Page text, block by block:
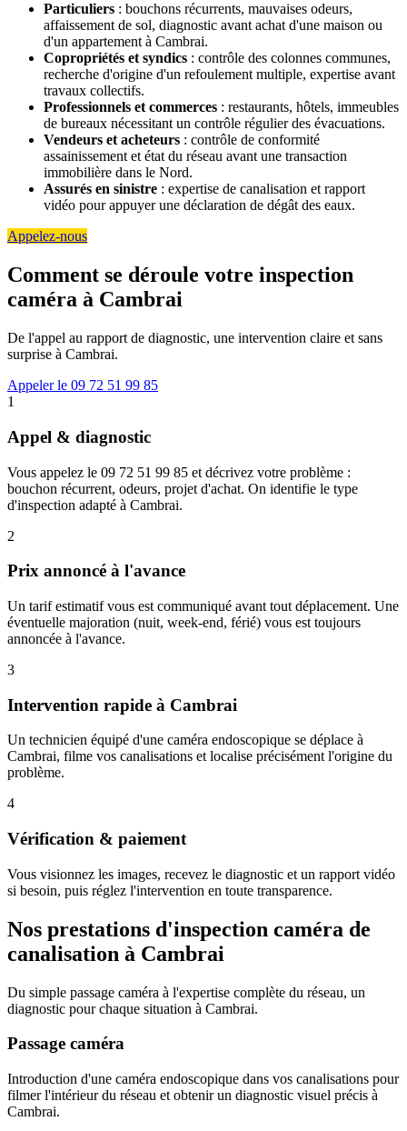
Particuliers : bouchons récurrents, mauvaises odeurs,
affaissement de sol, diagnostic avant achat d'une maison ou
d'un appartement à Cambrai.
Copropriétés et syndics : contrôle des colonnes communes,
recherche d'origine d'un refoulement multiple, expertise avant
travaux collectifs.
Professionnels et commerces : restaurants, hôtels, immeubles
de bureaux nécessitant un contrôle régulier des évacuations.
Vendeurs et acheteurs : contrôle de conformité
assainissement et état du réseau avant une transaction
immobilière dans le Nord.
Assurés en sinistre : expertise de canalisation et rapport
vidéo pour appuyer une déclaration de dégât des eaux.
Appelez-nous
Comment se déroule votre inspection
caméra à Cambrai
De l'appel au rapport de diagnostic, une intervention claire et sans
surprise à Cambrai.
Appeler le 09 72 51 99 85
1
Appel & diagnostic
Vous appelez le 09 72 51 99 85 et décrivez votre problème :
bouchon récurrent, odeurs, projet d'achat. On identifie le type
d'inspection adapté à Cambrai.
2
Prix annoncé à l'avance
Un tarif estimatif vous est communiqué avant tout déplacement. Une
éventuelle majoration (nuit, week-end, férié) vous est toujours
annoncée à l'avance.
3
Intervention rapide à Cambrai
Un technicien équipé d'une caméra endoscopique se déplace à
Cambrai, filme vos canalisations et localise précisément l'origine du
problème.
4
Vérification & paiement
Vous visionnez les images, recevez le diagnostic et un rapport vidéo
si besoin, puis réglez l'intervention en toute transparence.
Nos prestations d'inspection caméra de
canalisation à Cambrai
Du simple passage caméra à l'expertise complète du réseau, un
diagnostic pour chaque situation à Cambrai.
Passage caméra
Introduction d'une caméra endoscopique dans vos canalisations pour
filmer l'intérieur du réseau et obtenir un diagnostic visuel précis à
Cambrai.